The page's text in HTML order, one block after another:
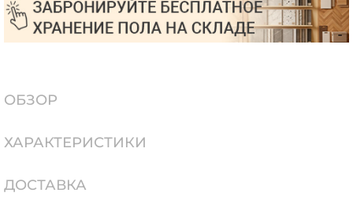
ОБЗОР
ХАРАКТЕРИСТИКИ
ДОСТАВКА